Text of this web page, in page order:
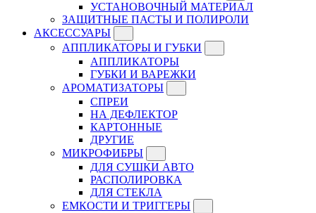
УСТАНОВОЧНЫЙ МАТЕРИАЛ
ЗАЩИТНЫЕ ПАСТЫ И ПОЛИРОЛИ
АКСЕССУАРЫ
АППЛИКАТОРЫ И ГУБКИ
АППЛИКАТОРЫ
ГУБКИ И ВАРЕЖКИ
АРОМАТИЗАТОРЫ
СПРЕИ
НА ДЕФЛЕКТОР
КАРТОННЫЕ
ДРУГИЕ
МИКРОФИБРЫ
ДЛЯ СУШКИ АВТО
РАСПОЛИРОВКА
ДЛЯ СТЕКЛА
ЕМКОСТИ И ТРИГГЕРЫ